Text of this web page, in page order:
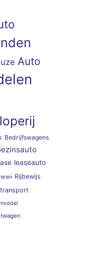
Auto
Bedrijfswagens
leaseauto
Rijbewijs
transport